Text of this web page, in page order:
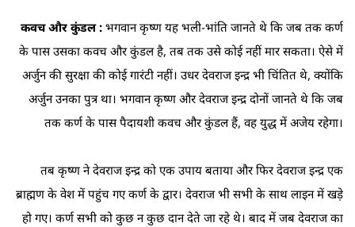
कवच और कुंडल : भगवान कृष्ण यह भली-भांति जानते थे कि जब तक कर्ण
के पास उसका कवच और कुंडल है, तब तक उसे कोई नहीं मार सकता। ऐसे में
अर्जुन की सुरक्षा की कोई गारंटी नहीं। उधर देवराज इन्द्र भी चिंतित थे, क्योंकि
अर्जुन उनका पुत्र था। भगवान कृष्ण और देवराज इन्द्र दोनों जानते थे कि जब
तक कर्ण के पास पैदायशी कवच और कुंडल हैं, वह युद्ध में अजेय रहेगा।
तब कृष्ण ने देवराज इन्द्र को एक उपाय बताया और फिर देवराज इन्द्र एक
ब्राह्मण के वेश में पहुंच गए कर्ण के द्वार। देवराज भी सभी के साथ लाइन में खड़े
हो गए। कर्ण सभी को कुछ न कुछ दान देते जा रहे थे। बाद में जब देवराज का